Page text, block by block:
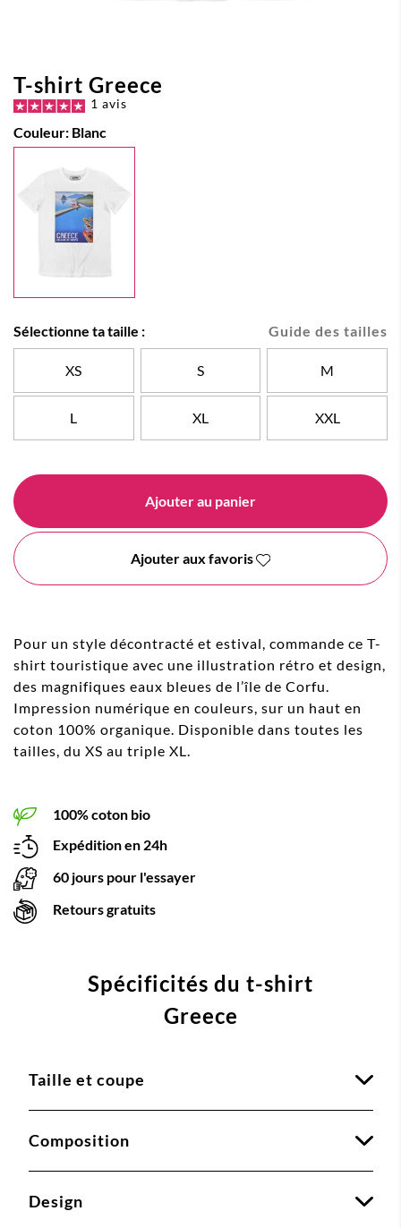
T-shirt Greece
1 avis
Couleur: Blanc
Guide des tailles
Sélectionne ta taille :
XS S M
L XL XXL
Ajouter au panier
Ajouter aux favoris
Pour un style décontracté et estival, commande ce T-
shirt touristique avec une illustration rétro et design,
des magnifiques eaux bleues de l’île de Corfu.
Impression numérique en couleurs, sur un haut en
coton 100% organique. Disponible dans toutes les
tailles, du XS au triple XL.
100% coton bio
Expédition en 24h
60 jours pour l'essayer
Retours gratuits
Spécificités du t-shirt
Greece
Taille et coupe
Composition
Design